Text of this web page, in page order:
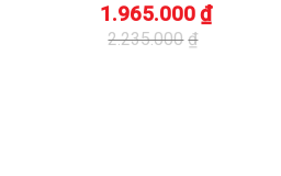
2.235.000 ₫
1.965.000₫